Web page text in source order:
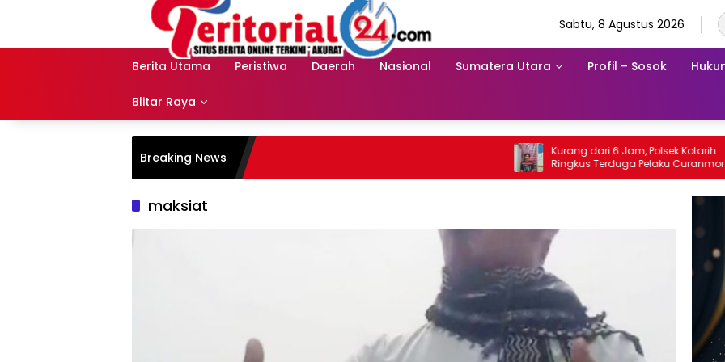
Sabtu, 8 Agustus 2026
Berita Utama Peristiwa Daerah Nasional Sumatera Utara Profil – Sosok
Blitar Raya
Breaking News
Kurang dari 6 Jam, Polsek Kotarih
Ringkus Terduga Pelaku Curanmor di
Tebing Tinggi
maksiat